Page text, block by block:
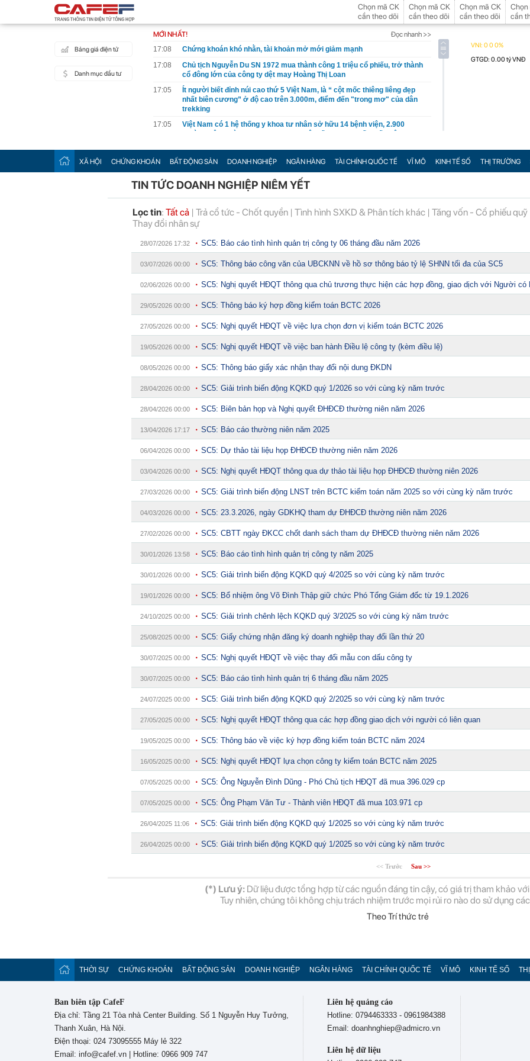
Chọn mã CK
cần theo dõi
Chọn mã CK
cần theo dõi
Chọn mã CK
cần theo dõi
Chọn
cần
Bảng giá điện tử
Danh mục đầu tư
MỚI NHẤT!
Đọc nhanh >>
17:08
Chứng khoán khó nhằn, tài khoản mở mới giảm mạnh
17:08
Chủ tịch Nguyễn Du SN 1972 mua thành công 1 triệu cổ phiếu, trở thành
cổ đông lớn của công ty dệt may Hoàng Thị Loan
17:05
Ít người biết đỉnh núi cao thứ 5 Việt Nam, là “ cột mốc thiêng liêng đẹp
nhất biên cương” ở độ cao trên 3.000m, điểm đến "trong mơ" của dân
trekking
17:05
Việt Nam có 1 hệ thống y khoa tư nhân sở hữu 14 bệnh viện, 2.900
17:05
56 mã chứng khoán bị HoSE cắt margin trong tháng 8
17:03
Một doanh nghiệp Việt thu hơn 1 tỷ USD ở nước ngoài trong nửa đầu năm
2026, lợi nhuận tăng hơn 120%
17:03
Chứng khoán Vietcap dự phóng VN-Index có thể chạm mốc 1.885 điểm
ngay trong tháng 8
17:01
VNPT nắm giữ lượng tiền hơn 62.000 tỷ đồng, lớn hơn cả Vinhomes,
Nắm trong tay Điện Máy Xanh, Bách Hóa Xanh, An Khang, vốn hóa MWG
chỉ ngang DMX
17:01
Khám xét ngôi nhà cổ, phát hiện 'kho báu' gồm 1.000 đồng tiền vàng và 5
thỏi vàng giấu trong nhiều ngăn bí mật - giá trị hơn 18 tỷ đồng
16:12
Quốc gia có lượng khách đến Việt Nam đông nhất 7 tháng đầu năm, vượt
Hàn Quốc và Nga, gấp gần 6 lần Ấn Độ
lại kiểm tra 5 chi tiết này trước
16:00
Tiếp viên tàu cao tốc quỳ gối 1h an ủi khách: 7 năm sau ở khách sạn 5 sao
nhiều hơn ở nhà, bay hạng thương gia
15:34
Cụ bà 70 tuổi có xương trẻ khỏe như phụ nữ 30, bác sĩ kinh ngạc khi biết
bí quyết
Ngôi nhà chứa đựng tâm huyết của NSND Tự Long
15:31
Giá vàng vượt 4.300 USD/ounce, chuyên gia dự báo đỉnh mới
15:30
Một doanh nghiệp dầu khí đem hơn 42.200 tỷ đồng gửi ngân hàng
15:08
Lời khuyên cho những người không rút điện ấm siêu tốc trước khi ngủ
15:06
Nga được cho là có thêm "lá bài" từ Triều Tiên: Điểm yếu của Ukraine có
thể bị khoét sâu?
XÃ HỘI CHỨNG KHOÁN BẤT ĐỘNG SẢN DOANH NGHIỆP NGÂN HÀNG TÀI CHÍNH QUỐC TẾ VĨ MÔ KINH TẾ SỐ THỊ TRƯỜNG
TIN TỨC DOANH NGHIỆP NIÊM YẾT
Lọc tin: Tất cả | Trả cổ tức - Chốt quyền | Tình hình SXKD & Phân tích khác | Tăng vốn - Cổ phiếu quỹ
Thay đổi nhân sự
28/07/2026 17:32 SC5: Báo cáo tình hình quản trị công ty 06 tháng đầu năm 2026
03/07/2026 00:00 SC5: Thông báo công văn của UBCKNN về hồ sơ thông báo tỷ lệ SHNN tối đa của SC5
02/06/2026 00:00 SC5: Nghị quyết HĐQT thông qua chủ trương thực hiện các hợp đồng, giao dịch với Người có
29/05/2026 00:00 SC5: Thông báo ký hợp đồng kiểm toán BCTC 2026
27/05/2026 00:00 SC5: Nghị quyết HĐQT về việc lựa chọn đơn vị kiểm toán BCTC 2026
19/05/2026 00:00 SC5: Nghị quyết HĐQT về việc ban hành Điều lệ công ty (kèm điều lệ)
08/05/2026 00:00 SC5: Thông báo giấy xác nhận thay đổi nội dung ĐKDN
28/04/2026 00:00 SC5: Giải trình biến động KQKD quý 1/2026 so với cùng kỳ năm trước
28/04/2026 00:00 SC5: Biên bản họp và Nghị quyết ĐHĐCĐ thường niên năm 2026
13/04/2026 17:17 SC5: Báo cáo thường niên năm 2025
06/04/2026 00:00 SC5: Dự thảo tài liệu họp ĐHĐCĐ thường niên năm 2026
03/04/2026 00:00 SC5: Nghị quyết HĐQT thông qua dự thảo tài liệu họp ĐHĐCĐ thường niên 2026
27/03/2026 00:00 SC5: Giải trình biến động LNST trên BCTC kiểm toán năm 2025 so với cùng kỳ năm trước
04/03/2026 00:00 SC5: 23.3.2026, ngày GDKHQ tham dự ĐHĐCĐ thường niên năm 2026
27/02/2026 00:00 SC5: CBTT ngày ĐKCC chốt danh sách tham dự ĐHĐCĐ thường niên năm 2026
30/01/2026 13:58 SC5: Báo cáo tình hình quản trị công ty năm 2025
30/01/2026 00:00 SC5: Giải trình biến động KQKD quý 4/2025 so với cùng kỳ năm trước
19/01/2026 00:00 SC5: Bổ nhiệm ông Võ Đình Thập giữ chức Phó Tổng Giám đốc từ 19.1.2026
24/10/2025 00:00 SC5: Giải trình chênh lệch KQKD quý 3/2025 so với cùng kỳ năm trước
25/08/2025 00:00 SC5: Giấy chứng nhận đăng ký doanh nghiệp thay đổi lần thứ 20
30/07/2025 00:00 SC5: Nghị quyết HĐQT về việc thay đổi mẫu con dấu công ty
30/07/2025 00:00 SC5: Báo cáo tình hình quản trị 6 tháng đầu năm 2025
24/07/2025 00:00 SC5: Giải trình biến động KQKD quý 2/2025 so với cùng kỳ năm trước
27/05/2025 00:00 SC5: Nghị quyết HĐQT thông qua các hợp đồng giao dịch với người có liên quan
19/05/2025 00:00 SC5: Thông báo về việc ký hợp đồng kiểm toán BCTC năm 2024
16/05/2025 00:00 SC5: Nghị quyết HĐQT lựa chọn công ty kiểm toán BCTC năm 2025
07/05/2025 00:00 SC5: Ông Nguyễn Đình Dũng - Phó Chủ tịch HĐQT đã mua 396.029 cp
07/05/2025 00:00 SC5: Ông Phạm Văn Tư - Thành viên HĐQT đã mua 103.971 cp
26/04/2025 11:06 SC5: Giải trình biến động KQKD quý 1/2025 so với cùng kỳ năm trước
26/04/2025 00:00 SC5: Giải trình biến động KQKD quý 1/2025 so với cùng kỳ năm trước
<< Trước Sau >>
(*) Lưu ý: Dữ liệu được tổng hợp từ các nguồn đáng tin cậy, có giá trị tham khảo
Tuy nhiên, chúng tôi không chịu trách nhiệm trước mọi rủi ro nào do sử dụng
Theo Trí thức trẻ
THỜI SỰ CHỨNG KHOÁN BẤT ĐỘNG SẢN DOANH NGHIỆP NGÂN HÀNG TÀI CHÍNH QUỐC TẾ VĨ MÔ KINH TẾ SỐ
Ban biên tập CafeF
Địa chỉ: Tầng 21 Tòa nhà Center Building. Số 1 Nguyễn Huy Tưởng,
Thanh Xuân, Hà Nội.
Điện thoại: 024 73095555 Máy lẻ 322
Email: info@cafef.vn | Hotline: 0966 909 747
Liên hệ quảng cáo
Hotline: 0794463333 - 0961984388
Email: doanhnghiep@admicro.vn
Liên hệ dữ liệu